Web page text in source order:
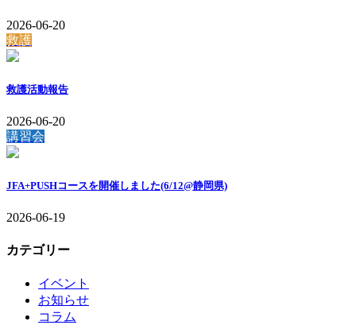
2026-06-20
救護
救護活動報告
2026-06-20
講習会
JFA+PUSHコースを開催しました(6/12@静岡県)
2026-06-19
カテゴリー
イベント
お知らせ
コラム